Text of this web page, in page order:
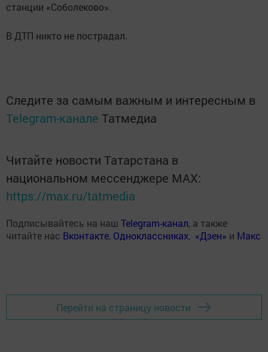
станции «Соболеково».
В ДТП никто не пострадал.
Следите за самым важным и интересным в
Telegram-канале Татмедиа
Читайте новости Татарстана в
национальном мессенджере MАХ:
https://max.ru/tatmedia
Подписывайтесь на наш Telegram-канал, а также
читайте нас Вконтакте, Одноклассниках, «Дзен» и Макс
Перейти на страницу новости